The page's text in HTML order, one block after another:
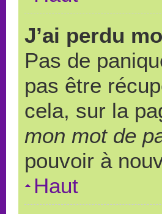
J’ai perdu
Pas de
pas être
cela, sur la
mon mot de
pouvoir à
Haut